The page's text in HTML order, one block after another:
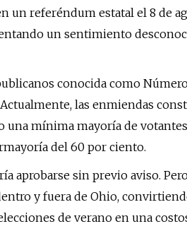
un referéndum estatal el 8 de
un sentimiento
conocida como
las enmiendas
mínima mayoría de votantes
del 60 por ciento.
aprobarse sin previo aviso.
y fuera de Ohio,
de verano en una